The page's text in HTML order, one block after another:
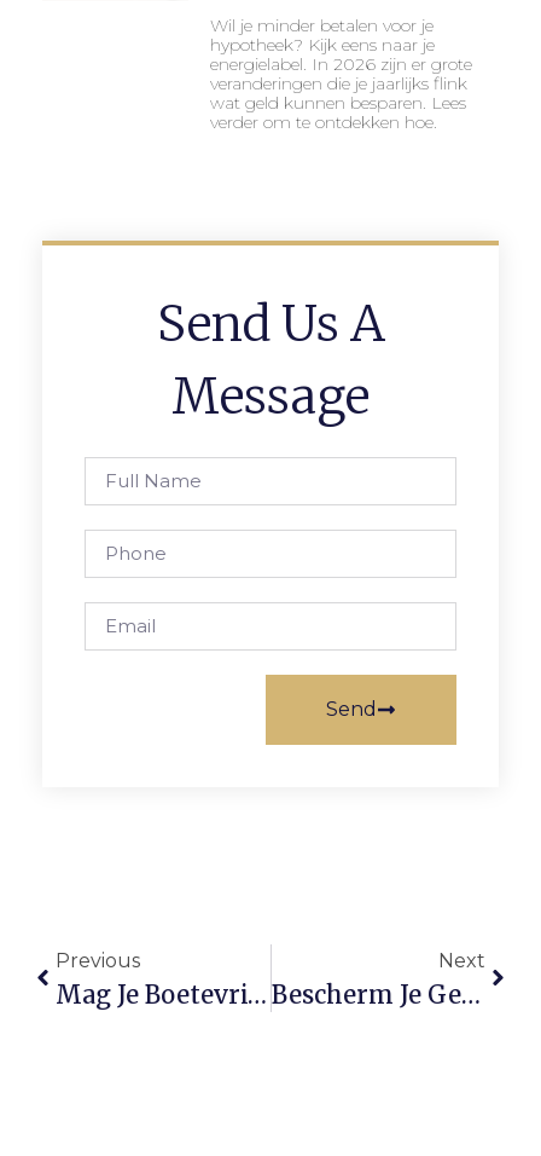
Wil je minder betalen voor je
hypotheek? Kijk eens naar je
energielabel. In 2026 zijn er grote
veranderingen die je jaarlijks flink
wat geld kunnen besparen. Lees
verder om te ontdekken hoe.
Send Us A
Message
Send
Previous
Mag Je Boetevrij Aflossen Op Je Hypotheek?
Next
Bescherm Je Gegevens: De Risico’s Van Je Legitimatiebewijs Op Vakantie